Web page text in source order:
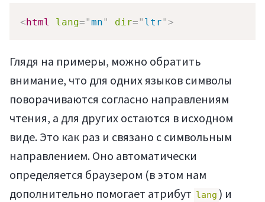
< html lang="mn" dir=" ltr">
Глядя на примеры, можно обратить
внимание, что для одних языков символы
поворачиваются согласно направлениям
чтения, а для других остаются в исходном
виде. Это как раз и связано с символьным
направлением. Оно автоматически
определяется браузером (в этом нам
дополнительно помогает атрибут lang ) и